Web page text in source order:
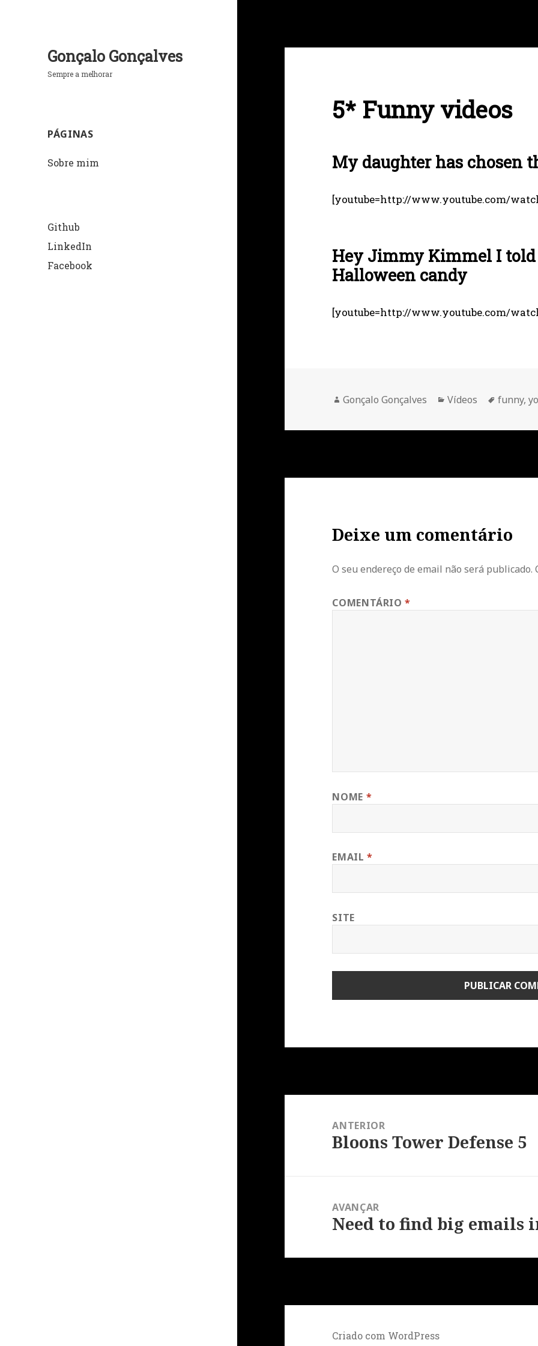
Gonçalo Gonçalves
Sempre a melhorar
PÁGINAS
Sobre mim
Github
LinkedIn
Facebook
5* Funny videos
My daughter has chosen
[youtube=http://www.youtube.com/
Hey Jimmy Kimmel I
Halloween candy
[youtube=http://www.youtube.com/
Autor
Gonçalo Gonçalves Categorias
Vídeos funny,
Deixe um comentário
O seu endereço de email não será publicado.
COMENTÁRIO*
NOME *
EMAIL*
SITE
ANTERIOR
Artigo
Bloons Tower Defense 5
AVANÇAR
Artigo
Need to find big emails
Criado com WordPress